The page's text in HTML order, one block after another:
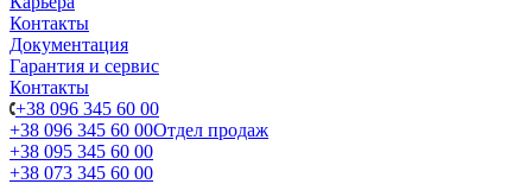
Контакты
Документация
Гарантия и сервис
Контакты
+38 096 345 60 00
+38 096 345 60 00Отдел продаж
+38 095 345 60 00
+38 073 345 60 00